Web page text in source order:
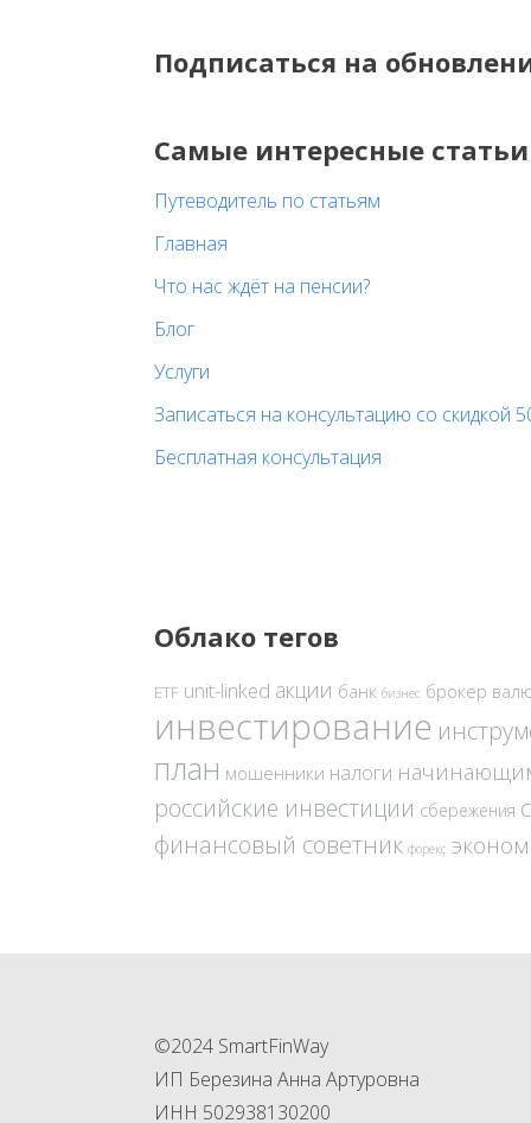
Подписаться на
Самые интересные статьи
Путеводитель по статьям
Главная
Что нас ждёт на пенсии?
Блог
Услуги
Записаться на консультацию со скидкой
Бесплатная консультация
Облако тегов
ETF unit-linked акции банк бизнес брокер
инвестирование
план мошенники налоги
российские инвестиции сбережения
финансовый советник форекс
©2024 SmartFinWay
ИП Березина Анна Артуровна
ИНН 502938130200